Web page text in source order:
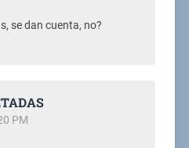
se dan cuenta, no?
PM